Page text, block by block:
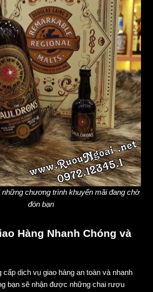
những chương trình khuyến mãi đang chờ
đón bạn
Hàng Nhanh Chóng và
cấp dịch vụ giao hàng an toàn và nhanh
bạn sẽ nhận được những chai rượu